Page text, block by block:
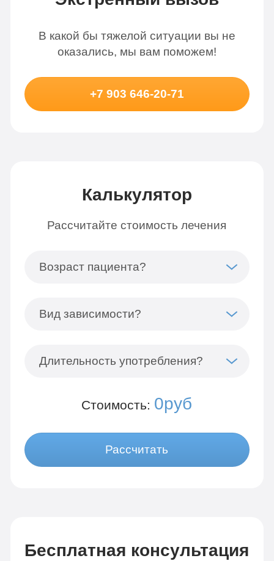
В какой бы тяжелой ситуации вы не
оказались, мы вам поможем!
+7 903 646-20-71
Калькулятор
Рассчитайте стоимость лечения
Возраст пациента?
Вид зависимости?
Длительность употребления?
Стоимость: 0руб
Рассчитать
Бесплатная консультация